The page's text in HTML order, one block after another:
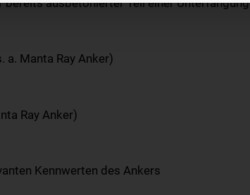
a. Manta Ray Anker)
Ray Anker)
Kennwerten des Ankers